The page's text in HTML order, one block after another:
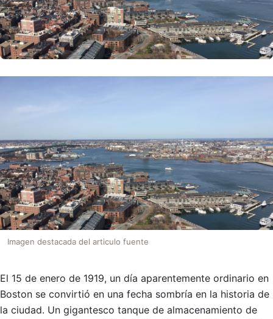
Imagen destacada del articulo fuente
El 15 de enero de 1919, un día aparentemente ordinario en
Boston se convirtió en una fecha sombría en la historia de
la ciudad. Un gigantesco tanque de almacenamiento de